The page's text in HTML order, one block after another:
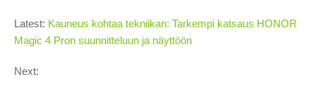
Latest: Kauneus kohtaa tekniikan: Tarkempi katsaus HONOR
Magic 4 Pron suunnitteluun ja näyttöön
Next: